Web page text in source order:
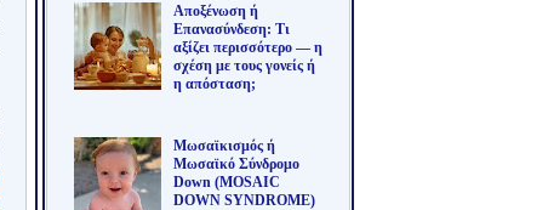
Αποξένωση ή
Επανασύνδεση: Τι
αξίζει περισσότερο — η
σχέση με τους γονείς ή
η απόσταση;
Μωσαϊκισμός ή
Μωσαϊκό Σύνδρομο
Down (MOSAIC
DOWN SYNDROME)